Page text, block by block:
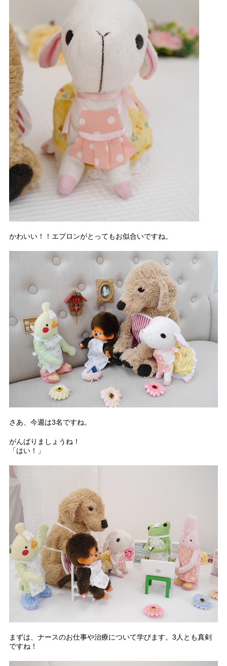
かわいい！！エプロンがとってもお似合いですね。
さあ、今週は3名ですね。
がんばりましょうね！
「はい！」
まずは、ナースのお仕事や治療について学びます。3人とも真剣
ですね！